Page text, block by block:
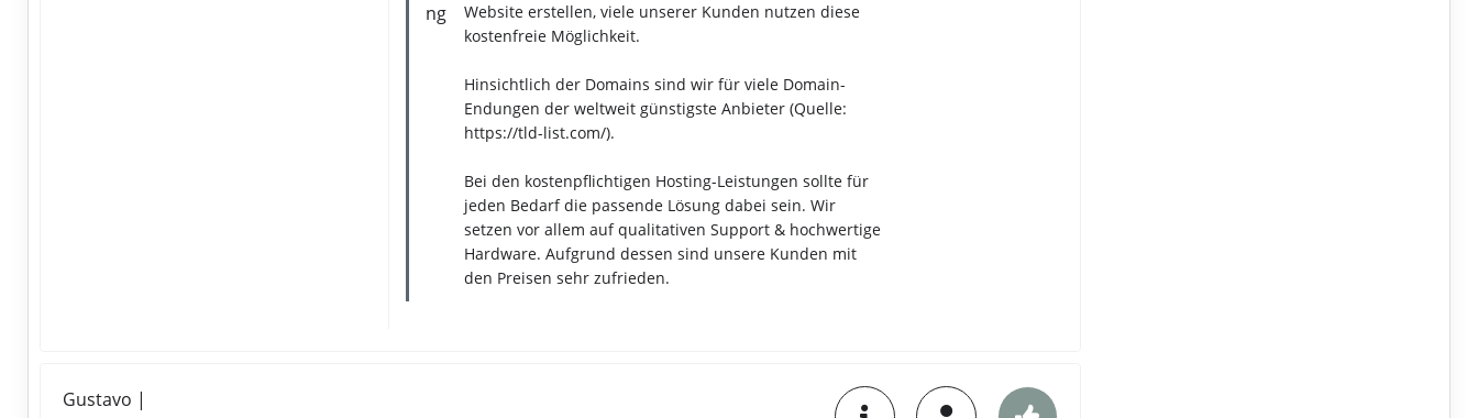
Website erstellen, viele unserer Kunden nutzen diese
kostenfreie Möglichkeit.
Hinsichtlich der Domains sind wir für viele Domain-
Endungen der weltweit günstigste Anbieter (Quelle:
https://tld-list.com/).
Bei den kostenpflichtigen Hosting-Leistungen sollte für
jeden Bedarf die passende Lösung dabei sein. Wir
setzen vor allem auf qualitativen Support & hochwertige
Hardware. Aufgrund dessen sind unsere Kunden mit
den Preisen sehr zufrieden.
Gustavo |